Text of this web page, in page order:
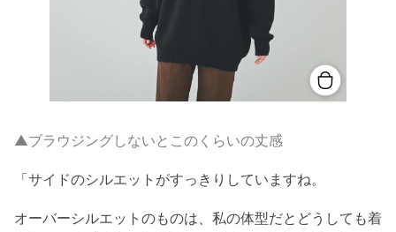
▲ブラウジングしないとこのくらいの丈感
「サイドのシルエットがすっきりしていますね。
オーバーシルエットのものは、私の体型だとどうしても着